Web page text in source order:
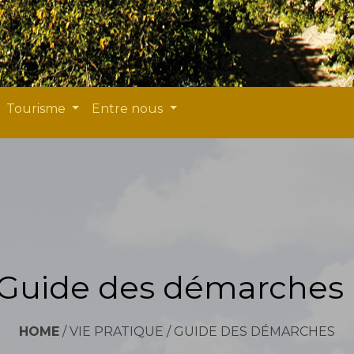
Tourisme Entre nous
des démarches
HOME / VIE PRATIQUE / GUIDE DES DÉMARCHES